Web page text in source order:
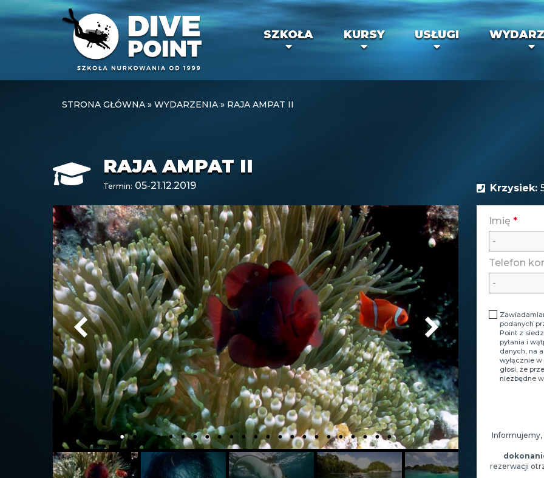
SZKOŁA KURSY USŁUGI
STRONA GŁÓWNA » WYDARZENIA » RAJA AMPAT II
RAJA AMPAT II
Termin: 05-21.12.2019 Krzysiek:
Imię *
Telefon
podanych
Point z
pytania i
danych, na
wyłącznie
głosi, że
niezbędne
Informujemy,
rezerwacji